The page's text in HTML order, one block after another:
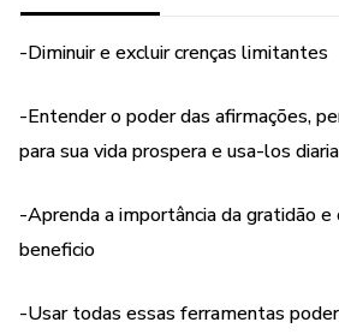
-Diminuir e excluir crenças limitantes
-Entender o poder das afirmações,
para sua vida prospera e usa-los
-Aprenda a importância da gratidão e
beneficio
-Usar todas essas ferramentas